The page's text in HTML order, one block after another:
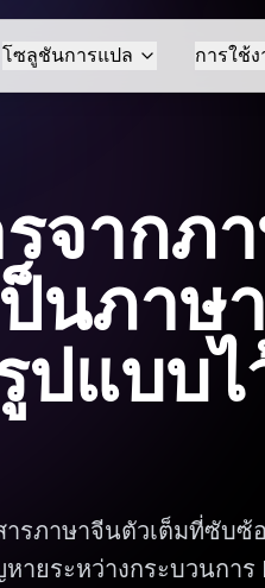
โซลูชันการแปล การใช้
จากภ
นภาษ
ปแบบไ
รภาษาจีนตัวเต็มที่ซับซ้
ายระหว่างกระบวนการ